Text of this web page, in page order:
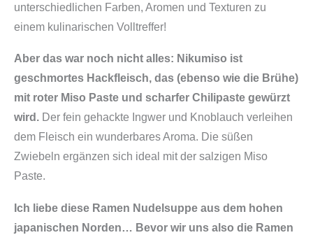
unterschiedlichen Farben, Aromen und Texturen zu
einem kulinarischen Volltreffer!
Aber das war noch nicht alles: Nikumiso ist
geschmortes Hackfleisch, das (ebenso wie die Brühe)
mit roter Miso Paste und scharfer Chilipaste gewürzt
wird. Der fein gehackte Ingwer und Knoblauch verleihen
dem Fleisch ein wunderbares Aroma. Die süßen
Zwiebeln ergänzen sich ideal mit der salzigen Miso
Paste.
Ich liebe diese Ramen Nudelsuppe aus dem hohen
japanischen Norden… Bevor wir uns also die Ramen